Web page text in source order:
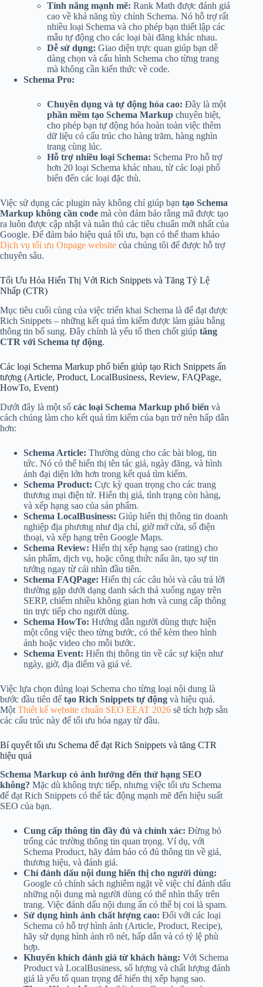
Tính năng mạnh mẽ: Rank Math được đánh giá
cao về khả năng tùy chỉnh Schema. Nó hỗ trợ rất
nhiều loại Schema và cho phép bạn thiết lập các
mẫu tự động cho các loại bài đăng khác nhau.
Dễ sử dụng: Giao diện trực quan giúp bạn dễ
dàng chọn và cấu hình Schema cho từng trang
mà không cần kiến thức về code.
Schema Pro:
Chuyên dụng và tự động hóa cao: Đây là một
phần mềm tạo Schema Markup chuyên biệt,
cho phép bạn tự động hóa hoàn toàn việc thêm
dữ liệu có cấu trúc cho hàng trăm, hàng nghìn
trang cùng lúc.
Hỗ trợ nhiều loại Schema: Schema Pro hỗ trợ
hơn 20 loại Schema khác nhau, từ các loại phổ
biến đến các loại đặc thù.
Việc sử dụng các plugin này không chỉ giúp bạn tạo Schema
Markup không cần code mà còn đảm bảo rằng mã được tạo
ra luôn được cập nhật và tuân thủ các tiêu chuẩn mới nhất của
Google. Để đảm bảo hiệu quả tối ưu, bạn có thể tham khảo
Dịch vụ tối ưu Onpage website của chúng tôi để được hỗ trợ
chuyên sâu.
Tối Ưu Hóa Hiển Thị Với Rich Snippets và Tăng Tỷ Lệ
Nhấp (CTR)
Mục tiêu cuối cùng của việc triển khai Schema là để đạt được
Rich Snippets – những kết quả tìm kiếm được làm giàu bằng
thông tin bổ sung. Đây chính là yếu tố then chốt giúp tăng
CTR với Schema tự động.
Các loại Schema Markup phổ biến giúp tạo Rich Snippets ấn
tượng (Article, Product, LocalBusiness, Review, FAQPage,
HowTo, Event)
Dưới đây là một số các loại Schema Markup phổ biến và
cách chúng làm cho kết quả tìm kiếm của bạn trở nên hấp dẫn
hơn:
Schema Article: Thường dùng cho các bài blog, tin
tức. Nó có thể hiển thị tên tác giả, ngày đăng, và hình
ảnh đại diện lớn hơn trong kết quả tìm kiếm.
Schema Product: Cực kỳ quan trọng cho các trang
thương mại điện tử. Hiển thị giá, tình trạng còn hàng,
và xếp hạng sao của sản phẩm.
Schema LocalBusiness: Giúp hiển thị thông tin doanh
nghiệp địa phương như địa chỉ, giờ mở cửa, số điện
thoại, và xếp hạng trên Google Maps.
Schema Review: Hiển thị xếp hạng sao (rating) cho
sản phẩm, dịch vụ, hoặc công thức nấu ăn, tạo sự tin
tưởng ngay từ cái nhìn đầu tiên.
Schema FAQPage: Hiển thị các câu hỏi và câu trả lời
thường gặp dưới dạng danh sách thả xuống ngay trên
SERP, chiếm nhiều không gian hơn và cung cấp thông
tin trực tiếp cho người dùng.
Schema HowTo: Hướng dẫn người dùng thực hiện
một công việc theo từng bước, có thể kèm theo hình
ảnh hoặc video cho mỗi bước.
Schema Event: Hiển thị thông tin về các sự kiện như
ngày, giờ, địa điểm và giá vé.
Việc lựa chọn đúng loại Schema cho từng loại nội dung là
bước đầu tiên để tạo Rich Snippets tự động và hiệu quả.
Một Thiết kế website chuẩn SEO EEAT 2026 sẽ tích hợp sẵn
các cấu trúc này để tối ưu hóa ngay từ đầu.
Bí quyết tối ưu Schema để đạt Rich Snippets và tăng CTR
hiệu quả
Schema Markup có ảnh hưởng đến thứ hạng SEO
không? Mặc dù không trực tiếp, nhưng việc tối ưu Schema
để đạt Rich Snippets có thể tác động mạnh mẽ đến hiệu suất
SEO của bạn.
Cung cấp thông tin đầy đủ và chính xác: Đừng bỏ
trống các trường thông tin quan trọng. Ví dụ, với
Schema Product, hãy đảm bảo có đủ thông tin về giá,
thương hiệu, và đánh giá.
Chỉ đánh dấu nội dung hiển thị cho người dùng:
Google có chính sách nghiêm ngặt về việc chỉ đánh dấu
những nội dung mà người dùng có thể nhìn thấy trên
trang. Việc đánh dấu nội dung ẩn có thể bị coi là spam.
Sử dụng hình ảnh chất lượng cao: Đối với các loại
Schema có hỗ trợ hình ảnh (Article, Product, Recipe),
hãy sử dụng hình ảnh rõ nét, hấp dẫn và có tỷ lệ phù
hợp.
Khuyến khích đánh giá từ khách hàng: Với Schema
Product và LocalBusiness, số lượng và chất lượng đánh
giá là yếu tố quan trọng để hiển thị xếp hạng sao.